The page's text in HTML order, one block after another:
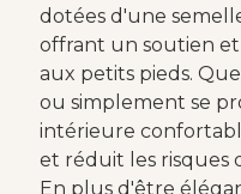
dotées d'une
offrant un soutien
aux petits pieds.
ou simplement se
intérieure
et réduit les risques
En plus d'être